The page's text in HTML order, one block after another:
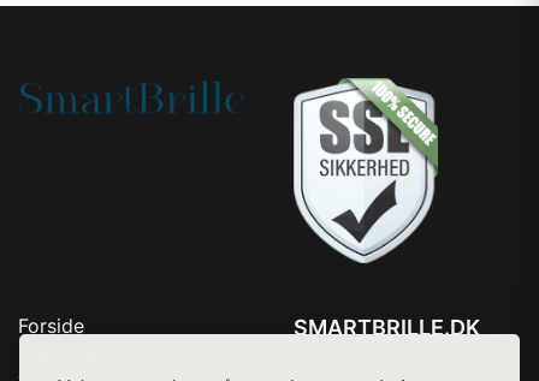
Forside
SMARTBRILLE.DK